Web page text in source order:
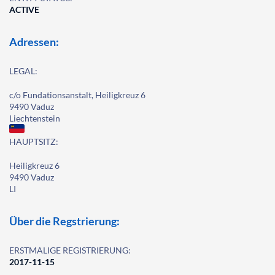
ACTIVE
Adressen:
LEGAL:
c/o Fundationsanstalt, Heiligkreuz 6
9490 Vaduz
Liechtenstein
HAUPTSITZ:
Heiligkreuz 6
9490 Vaduz
LI
Über die Regstrierung:
ERSTMALIGE REGISTRIERUNG:
2017-11-15